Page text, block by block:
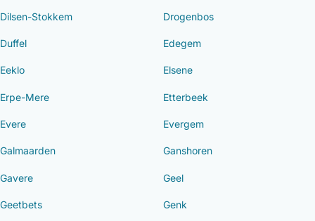
Dilsen-Stokkem Drogenbos
Duffel Edegem
Eeklo Elsene
Erpe-Mere Etterbeek
Evere Evergem
Galmaarden Ganshoren
Gavere Geel
Geetbets Genk